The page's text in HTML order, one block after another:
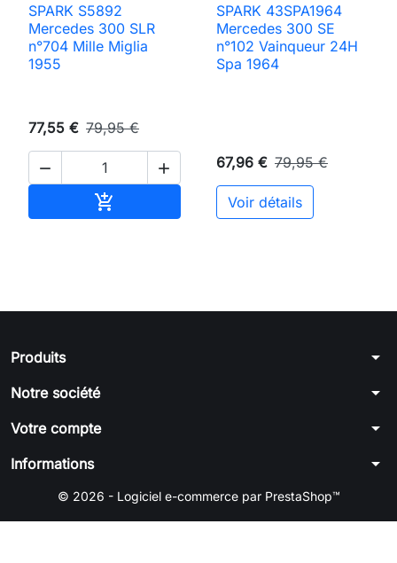
SPARK S5892
Mercedes 300 SLR
n°704 Mille Miglia
1955
77,55 € 79,95 €
 
 Ajouter au panier
SPARK 43SPA1964
Mercedes 300 SE
n°102 Vainqueur 24H
Spa 1964
67,96 € 79,95 €
Voir détails
Produits arrow_drop_down
Notre société arrow_drop_down
Votre compte arrow_drop_down
Informations arrow_drop_down
© 2026 - Logiciel e-commerce par PrestaShop™